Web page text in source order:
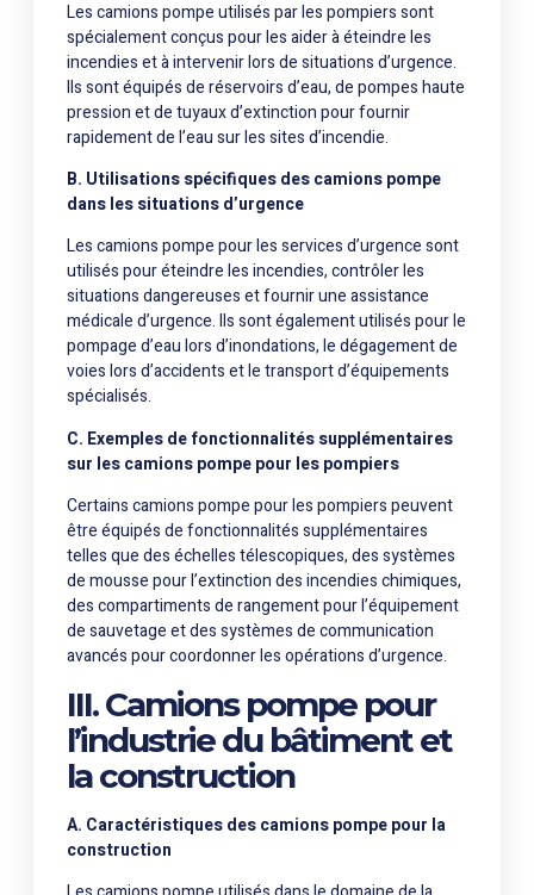
Les camions pompe utilisés par les pompiers sont
spécialement conçus pour les aider à éteindre les
incendies et à intervenir lors de situations d’urgence.
Ils sont équipés de réservoirs d’eau, de pompes haute
pression et de tuyaux d’extinction pour fournir
rapidement de l’eau sur les sites d’incendie.
B. Utilisations spécifiques des camions pompe
dans les situations d’urgence
Les camions pompe pour les services d’urgence sont
utilisés pour éteindre les incendies, contrôler les
situations dangereuses et fournir une assistance
médicale d’urgence. Ils sont également utilisés pour le
pompage d’eau lors d’inondations, le dégagement de
voies lors d’accidents et le transport d’équipements
spécialisés.
C. Exemples de fonctionnalités supplémentaires
sur les camions pompe pour les pompiers
Certains camions pompe pour les pompiers peuvent
être équipés de fonctionnalités supplémentaires
telles que des échelles télescopiques, des systèmes
de mousse pour l’extinction des incendies chimiques,
des compartiments de rangement pour l’équipement
de sauvetage et des systèmes de communication
avancés pour coordonner les opérations d’urgence.
III. Camions pompe pour
l’industrie du bâtiment et
la construction
A. Caractéristiques des camions pompe pour la
construction